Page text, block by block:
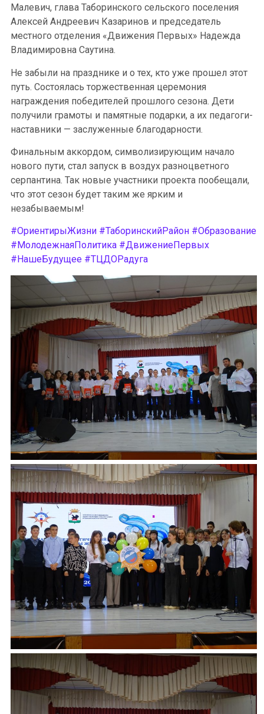
Малевич, глава Таборинского сельского поселения
Алексей Андреевич Казаринов и председатель
местного отделения «Движения Первых» Надежда
Владимировна Саутина.
Не забыли на празднике и о тех, кто уже прошел этот
путь. Состоялась торжественная церемония
награждения победителей прошлого сезона. Дети
получили грамоты и памятные подарки, а их педагоги-
наставники — заслуженные благодарности.
Финальным аккордом, символизирующим начало
нового пути, стал запуск в воздух разноцветного
серпантина. Так новые участники проекта пообещали,
что этот сезон будет таким же ярким и
незабываемым!
#ОриентирыЖизни #ТаборинскийРайон #Образование
#МолодежнаяПолитика #ДвижениеПервых
#НашеБудущее #ТЦДОРадуга